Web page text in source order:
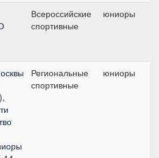
Всероссийские
спортивные
юниоры
Региональные
спортивные
юниоры